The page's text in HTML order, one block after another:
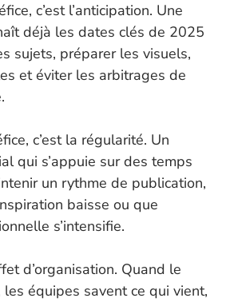
c’est l’anticipation. Une
déjà les dates clés de 2025
sujets, préparer les visuels,
et éviter les arbitrages de
c’est la régularité. Un
qui s’appuie sur des temps
un rythme de publication,
baisse ou que
s’intensifie.
d’organisation. Quand le
équipes savent ce qui vient,